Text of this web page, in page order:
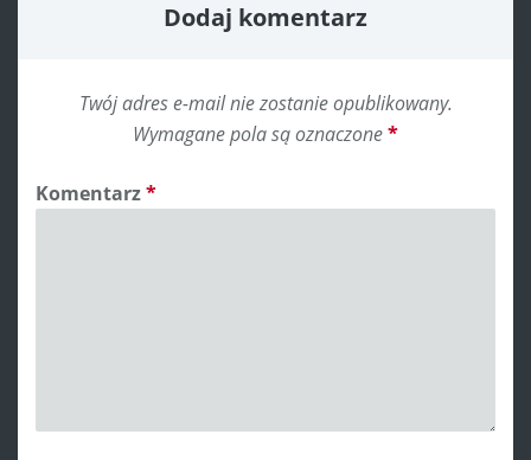
Dodaj komentarz
Twój adres e-mail nie zostanie opublikowany.
Wymagane pola są oznaczone*
Komentarz*